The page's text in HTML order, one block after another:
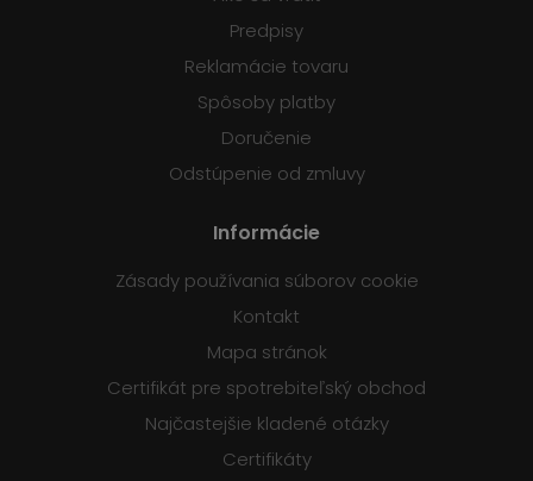
Predpisy
Reklamácie tovaru
Spôsoby platby
Doručenie
Odstúpenie od zmluvy
Informácie
Zásady používania súborov cookie
Kontakt
Mapa stránok
Certifikát pre spotrebiteľský obchod
Najčastejšie kladené otázky
Certifikáty